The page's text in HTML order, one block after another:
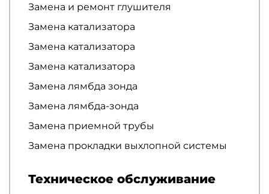
Замена и ремонт глушителя
Замена катализатора
Замена катализатора
Замена катализатора
Замена лямбда зонда
Замена лямбда-зонда
Замена приемной трубы
Замена прокладки выхлопной системы
Техническое обслуживание